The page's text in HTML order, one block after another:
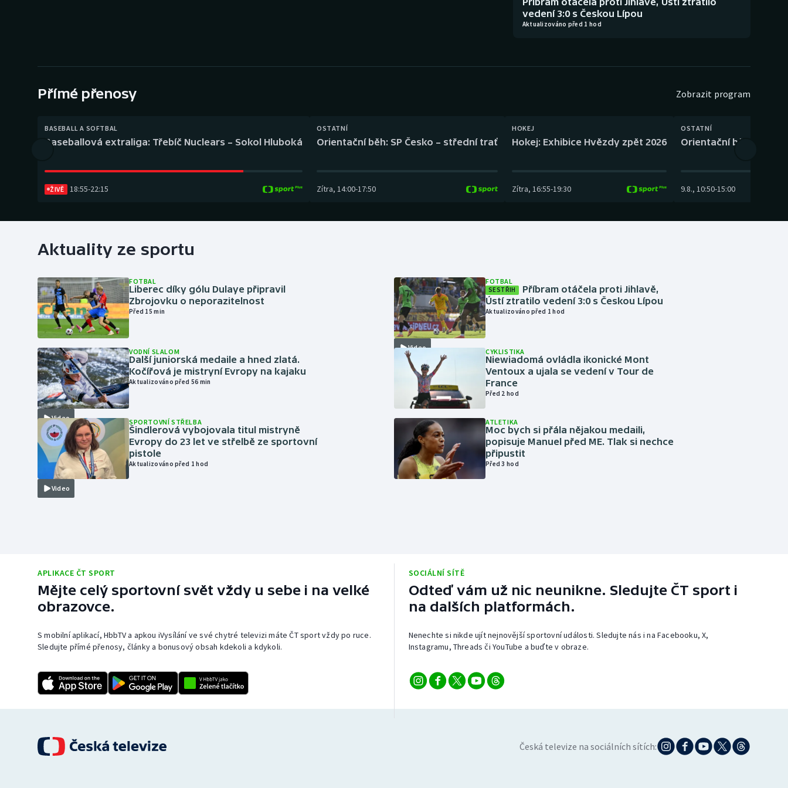
Gymnastika Plážový volejbal
vedení 3:0 s Českou Lípou
Aktualizováno před 1 hod
Přímé přenosy Zobrazit program
BASEBALL A SOFTBAL
Baseballová extraliga: Třebíč Nuclears – Sokol Hluboká
ŽIVĚ 18:55-22:15
OSTATNÍ
Orientační běh: SP Česko – střední trať
Zítra, 14:00-17:50
HOKEJ
Hokej: Exhibice Hvězdy zpět 2026
Zítra, 16:55-19:30
OSTATNÍ
Orientační běh: SP
9.8., 10:50-15:00
Aktuality ze sportu
FOTBAL
Liberec díky gólu Dulaye připravil
Zbrojovku o neporazitelnost
Před 15 min
Video
VODNÍ SLALOM
Další juniorská medaile a hned zlatá.
Kočířová je mistryní Evropy na kajaku
Aktualizováno před 56 min
Video
SPORTOVNÍ STŘELBA
Šindlerová vybojovala titul mistryně
Evropy do 23 let ve střelbě ze sportovní
pistole
Aktualizováno před 1 hod
Video
FOTBAL
SESTŘIH
Příbram otáčela proti Jihlavě,
Ústí ztratilo vedení 3:0 s Českou Lípou
Aktualizováno před 1 hod
CYKLISTIKA
Niewiadomá ovládla ikonické Mont
Ventoux a ujala se vedení v Tour de
France
Před 2 hod
ATLETIKA
Moc bych si přála nějakou medaili,
popisuje Manuel před ME. Tlak si nechce
připustit
Před 3 hod
APLIKACE ČT SPORT
Mějte celý sportovní svět vždy u sebe i na velké
obrazovce.
S mobilní aplikací, HbbTV a apkou iVysílání ve své chytré televizi máte ČT sport vždy po ruce.
Sledujte přímé přenosy, články a bonusový obsah kdekoli a kdykoli.
SOCIÁLNÍ SÍTĚ
Odteď vám už nic neunikne. Sledujte ČT sport i
na dalších platformách.
Nenechte si nikde ujít nejnovější sportovní události. Sledujte nás i na Facebooku, X,
Instagramu, Threads či YouTube a buďte v obraze.
Česká televize na sociálních sítích: